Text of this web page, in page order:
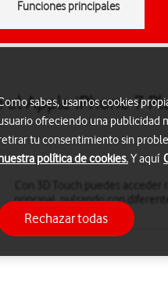
Funciones principales
Apple iPhone 7
principal, pulsando con
sabes, usamos cookies
ofreciendo una publicidad
tu consentimiento sin
política de cookies.Y aquí
Rechazar todas